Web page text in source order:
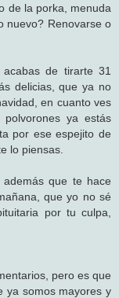
de la porka, menuda
nuevo? Renovarse o
acabas de tirarte 31
delicias, que ya no
en cuanto ves
ya estás
por ese espejito de
lo piensas.
que te hace
que yo no sé
por tu culpa,
pero es que
ya somos mayores y